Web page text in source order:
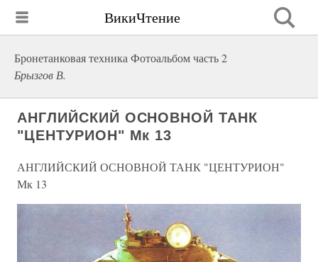
ВикиЧтение
Бронетанковая техника Фотоальбом часть 2
Брызгов В.
АНГЛИЙСКИЙ ОСНОВНОЙ ТАНК
"ЦЕНТУРИОН" Мк 13
АНГЛИЙСКИЙ ОСНОВНОЙ ТАНК "ЦЕНТУРИОН"
Мк 13